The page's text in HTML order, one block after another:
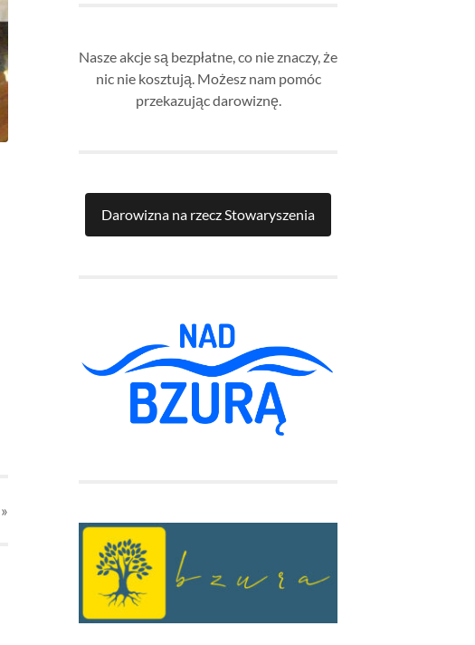
»
Nasze akcje są bezpłatne, co nie znaczy, że
nic nie kosztują. Możesz nam pomóc
przekazując darowiznę.
Darowizna na rzecz Stowaryszenia